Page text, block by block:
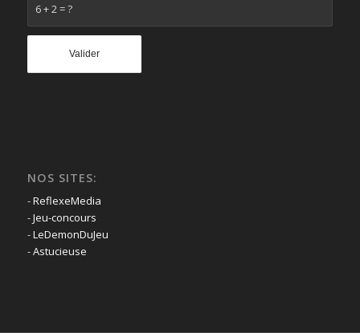
6 + 2 = ?
NOS SITES:
-ReflexeMedia
-Jeu-concours
-LeDemonDuJeu
-Astucieuse